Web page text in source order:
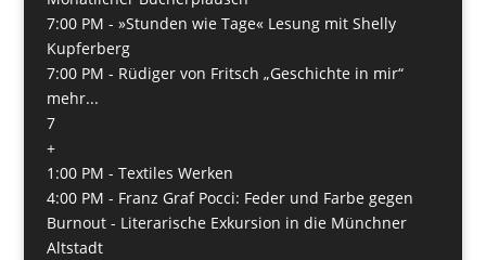
7:00 PM - »Stunden wie Tage« Lesung mit Shelly
Kupferberg
7:00 PM - Rüdiger von Fritsch „Geschichte in mir“
mehr...
7
+
1:00 PM - Textiles Werken
4:00 PM - Franz Graf Pocci: Feder und Farbe gegen
Burnout - Literarische Exkursion in die Münchner
Altstadt